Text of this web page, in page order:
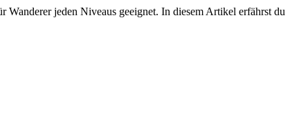
jeden Niveaus geeignet. In diesem Artikel erfährst du